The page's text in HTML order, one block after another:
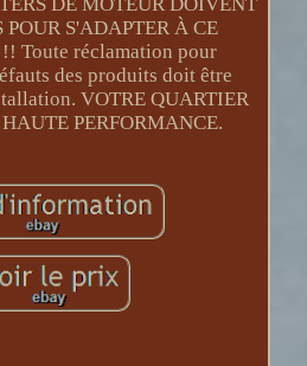
POUR S'ADAPTER À CE
Toute réclamation pour
des produits doit être
VOTRE QUARTIER
PERFORMANCE.